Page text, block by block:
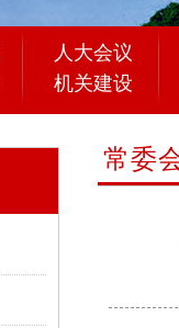
人大会议
机关建设
常委